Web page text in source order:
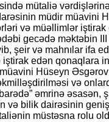
mütaliə
müdir müavini
və müəllimlər iştirak
gecədə məktəbin
şeir və mahnılar ifa
edən qonaqlara
Hüseyn
və
əmrinə
və bilik dairəsinin
müstəsna rolu